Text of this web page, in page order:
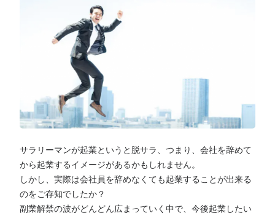
サラリーマンが起業というと脱サラ、つまり、会社を辞めて
から起業するイメージがあるかもしれません。
しかし、実際は会社員を辞めなくても起業することが出来る
のをご存知でしたか？
副業解禁の波がどんどん広まっていく中で、今後起業したい